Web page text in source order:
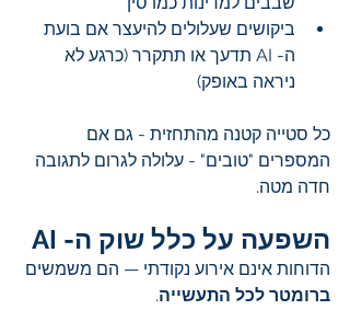
ביקושים שעלולים להיעצר אם בועת
ה- AI תדעך או תתקרר (כרגע לא
ניראה באופק)
כל סטייה קטנה מהתחזית - גם אם
המספרים "טובים" - עלולה לגרום לתגובה
חדה מטה.
השפעה על כלל שוק ה- AI
הדוחות אינם אירוע נקודתי — הם משמשים
ברומטר לכל התעשייה.